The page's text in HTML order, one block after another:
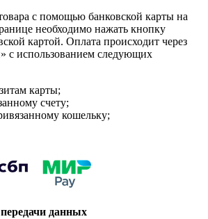
с помощью банковской карты на
необходимо нажать кнопку
картой. Оплата происходит через
следующих
карты;
счету;
кошельку;
данных